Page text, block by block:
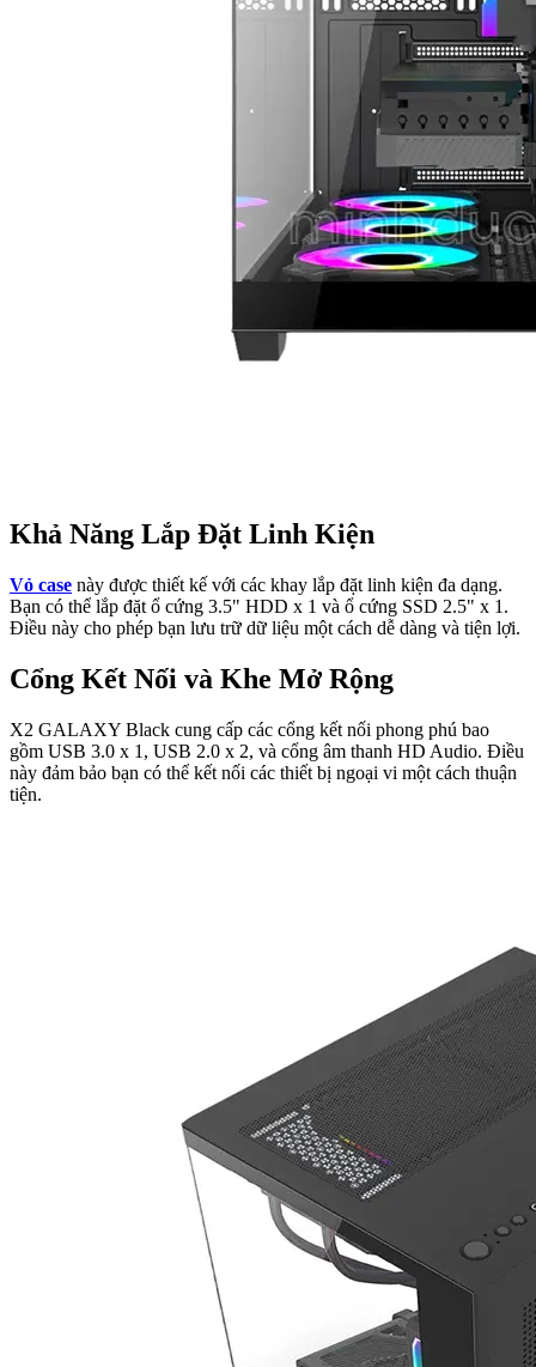
Khả Năng Lắp Đặt Linh Kiện
Vỏ case này được thiết kế với các khay lắp đặt linh kiện đa dạng.
Bạn có thể lắp đặt ổ cứng 3.5" HDD x 1 và ổ cứng SSD 2.5" x 1.
Điều này cho phép bạn lưu trữ dữ liệu một cách dễ dàng và tiện lợi.
Cổng Kết Nối và Khe Mở Rộng
X2 GALAXY Black cung cấp các cổng kết nối phong phú bao
gồm USB 3.0 x 1, USB 2.0 x 2, và cổng âm thanh HD Audio. Điều
này đảm bảo bạn có thể kết nối các thiết bị ngoại vi một cách thuận
tiện.